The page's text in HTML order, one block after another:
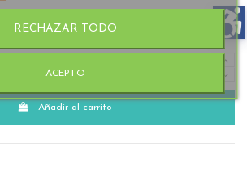
Añadir al carrito
RECHAZAR TODO
ACEPTO